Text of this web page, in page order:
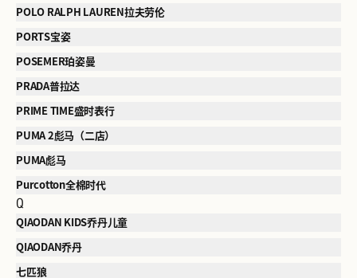
POLO RALPH LAUREN拉夫劳伦
PORTS宝姿
POSEMER珀姿曼
PRADA普拉达
PRIME TIME盛时表行
PUMA 2彪马（二店）
PUMA彪马
Purcotton全棉时代
Q
QIAODAN KIDS乔丹儿童
QIAODAN乔丹
七匹狼